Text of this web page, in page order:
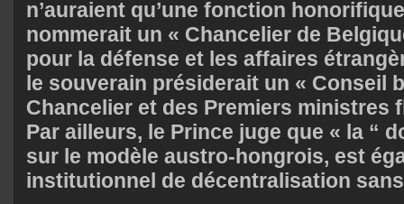
n’auraient qu’une fonction
nommerait un « Chancelier de
pour la défense et les affaires
le souverain présiderait un « Conseil
Chancelier et des Premiers ministres
Par ailleurs, le Prince juge que « la “
sur le modèle austro-hongrois, est
institutionnel de décentralisation